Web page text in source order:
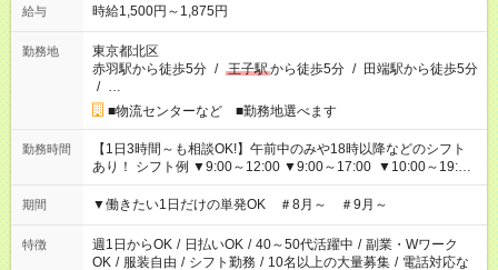
給与 時給1,500円～1,875円
勤務地
東京都北区
赤羽駅から徒歩5分 / 王子駅から徒歩5分 / 田端駅から徒歩5分
/ …
■物流センターなど ■勤務地選べます
勤務時間
【1日3時間～も相談OK!】午前中のみや18時以降などのシフト
あり！ シフト例 ▼9:00～12:00 ▼9:00～17:00 ▼10:00～19:00
▼18:00～21:00
期間 ▼働きたい1日だけの単発OK ＃8月～ ＃9月～
特徴 週1日からOK / 日払いOK / 40～50代活躍中 / 副業・Wワーク
OK / 服装自由 / シフト勤務 / 10名以上の大量募集 / 電話対応な